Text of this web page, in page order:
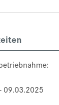
09.03.2025